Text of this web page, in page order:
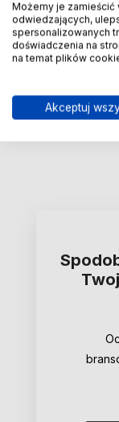
Opinie o
Możemy je zamieścić
odwiedzających,
spersonalizowanych
doświadczenia na
na temat plików
Akceptuj